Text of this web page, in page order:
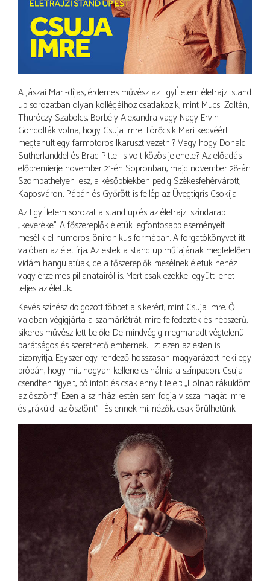
A Jászai Mari-díjas, érdemes művész az EgyÉletem életrajzi stand
up sorozatban olyan kollégáihoz csatlakozik, mint Mucsi Zoltán,
Thuróczy Szabolcs, Borbély Alexandra vagy Nagy Ervin.
Gondolták volna, hogy Csuja Imre Törőcsik Mari kedvéért
megtanult egy farmotoros Ikaruszt vezetni? Vagy hogy Donald
Sutherlanddel és Brad Pittel is volt közös jelenete? Az előadás
előpremierje november 21-én Sopronban, majd november 28-án
Szombathelyen lesz, a későbbiekben pedig Székesfehérvárott,
Kaposváron, Pápán és Győrött is fellép az Üvegtigris Csokija.
Az EgyÉletem sorozat a stand up és az életrajzi színdarab
„keveréke”. A főszereplők életük legfontosabb eseményeit
mesélik el humoros, önironikus formában. A forgatókönyvet itt
valóban az élet írja. Az estek a stand up műfajának megfelelően
vidám hangulatúak, de a főszereplők mesélnek életük nehéz
vagy érzelmes pillanatairól is. Mert csak ezekkel együtt lehet
teljes az életük.
Kevés színész dolgozott többet a sikerért, mint Csuja Imre. Ő
valóban végigjárta a szamárlétrát, mire felfedezték és népszerű,
sikeres művész lett belőle. De mindvégig megmaradt végtelenül
barátságos és szerethető embernek. Ezt ezen az esten is
bizonyítja. Egyszer egy rendező hosszasan magyarázott neki egy
próbán, hogy mit, hogyan kellene csinálnia a színpadon. Csuja
csendben figyelt, bólintott és csak ennyit felelt: „Holnap ráküldöm
az ösztönt!” Ezen a színházi estén sem fogja vissza magát Imre
és „ráküldi az ösztönt”. És ennek mi, nézők, csak örülhetünk!